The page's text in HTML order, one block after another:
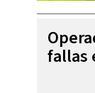
fallas